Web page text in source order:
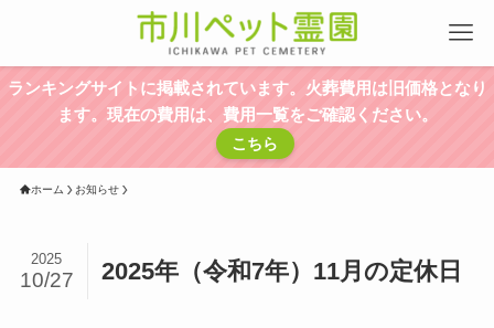
ランキングサイトに掲載されています。火葬費用は旧価格となり
ます。現在の費用は、費用一覧をご確認ください。
こちら
ホーム お知らせ
2025年（令和7年）11月の定休日
2025
10/27